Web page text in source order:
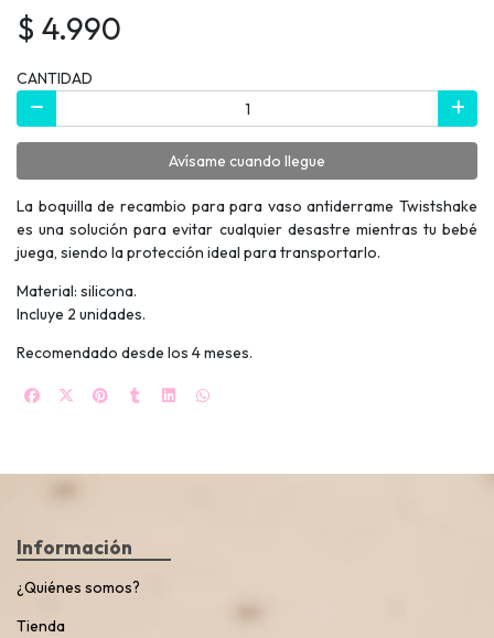
$ 4.990
CANTIDAD
Avísame cuando llegue
La boquilla de recambio para para vaso antiderrame Twistshake
es una solución para evitar cualquier desastre mientras tu bebé
juega, siendo la protección ideal para transportarlo.
Material: silicona.
Incluye 2 unidades.
Recomendado desde los 4 meses.
Información
¿Quiénes somos?
Tienda